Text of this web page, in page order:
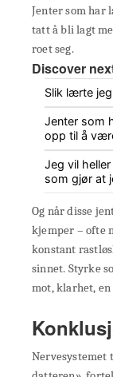
Jenter som
tatt å bli lagt
roet seg.
Discover
Slik lærte
Jenter som
opp til å
Jeg vil
som gjør at
Og når disse
kjemper – ofte
konstant
sinnet. Styrke
mot, klarhet,
Nervesystemet